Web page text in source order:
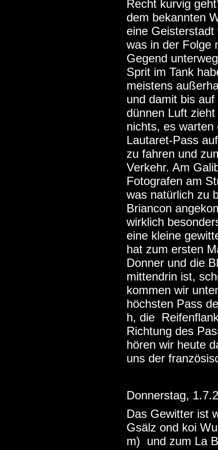
Recht kurvig
dem bekannten
eine
was in der Folge
Gegend
Sprit im Tank
meistens
und damit bis
dünnen Luft
nichts, es warten
Lautaret-Pass
zu fahren und
Verkehr. Am
Fotografen am
was natürlich zu
Briancon
wirklich
eine kleine
hat zum ersten
Donner und die
mittendrin ist,
kommen wir
höchsten Pass
h, die
Richtung des
hören wir heute
uns der
Donnerstag,
Das Gewitter ist
Gsälz ond koi
m) und zum La